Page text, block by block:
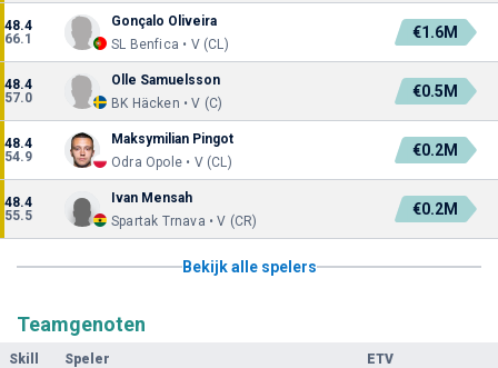
48.4
66.1
Gonçalo Oliveira
SL Benfica • V (CL)
€1.6M
48.4
57.0
Olle Samuelsson
BK Häcken • V (C)
€0.5M
48.4
54.9
Maksymilian Pingot
Odra Opole • V (CL)
€0.2M
48.4
55.5
Ivan Mensah
Spartak Trnava • V (CR)
€0.2M
Bekijk alle spelers
Teamgenoten
Skill Speler ETV